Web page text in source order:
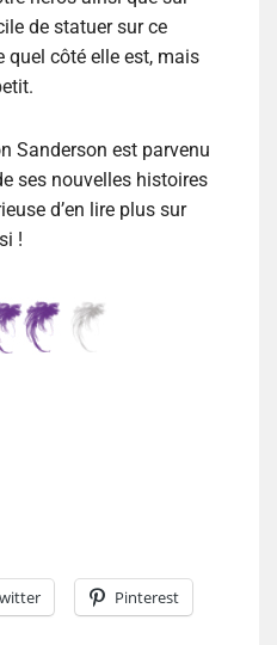
de statuer sur ce
quel côté elle est, mais
Sanderson est parvenu
ses nouvelles histoires
d’en lire plus sur
!
Pinterest